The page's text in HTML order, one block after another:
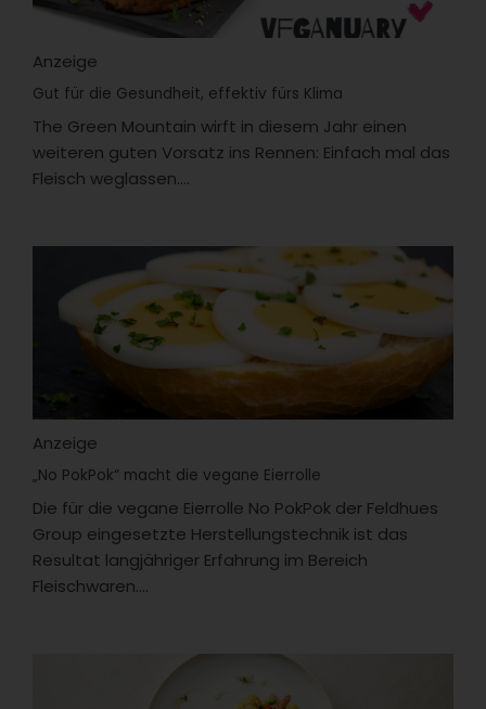
Anzeige
Gut für die Gesundheit, effektiv fürs Klima
The Green Mountain wirft in diesem Jahr einen
weiteren guten Vorsatz ins Rennen: Einfach mal das
Fleisch weglassen....
Anzeige
„No PokPok“ macht die vegane Eierrolle
Die für die vegane Eierrolle No PokPok der Feldhues
Group eingesetzte Herstellungstechnik ist das
Resultat langjähriger Erfahrung im Bereich
Fleischwaren....